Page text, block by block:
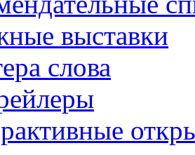
выставки
слова